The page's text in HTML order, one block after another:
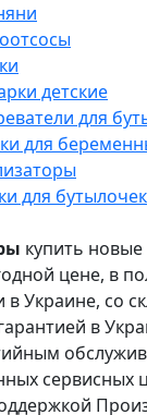
детские
для
для
для бутылочек
купить
цене, в
в Украине, со
в
сервисных